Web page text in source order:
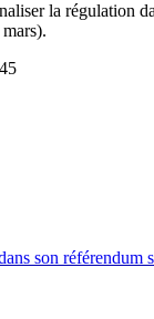
la régulation
son référendum